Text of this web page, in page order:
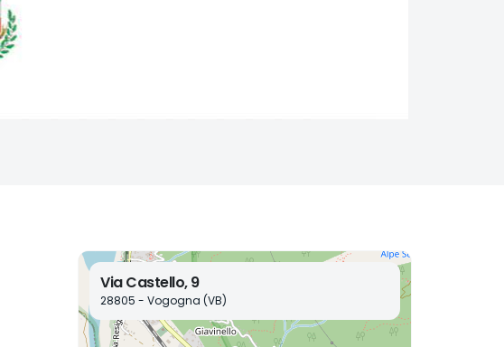
Via Castello, 9
28805 - Vogogna (VB)